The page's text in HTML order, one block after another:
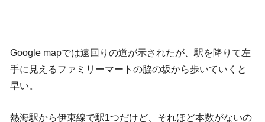
Google mapでは遠回りの道が示されたが、駅を降りて左
手に見えるファミリーマートの脇の坂から歩いていくと
早い。
熱海駅から伊東線で駅1つだけど、それほど本数がないの